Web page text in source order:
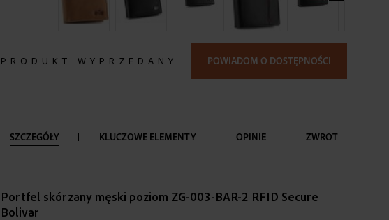
PRODUKT WYPRZEDANY POWIADOM O DOSTĘPNOŚCI
SZCZEGÓŁY KLUCZOWE ELEMENTY OPINIE ZWROT
Portfel skórzany męski poziom ZG-003-BAR-2 RFID Secure
Bolivar